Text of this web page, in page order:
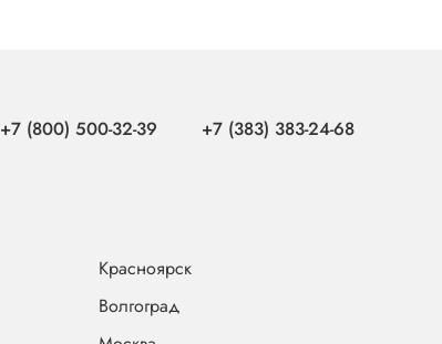
+7 (800) 500-32-39 +7 (383) 383-24-68
Красноярск
Волгоград